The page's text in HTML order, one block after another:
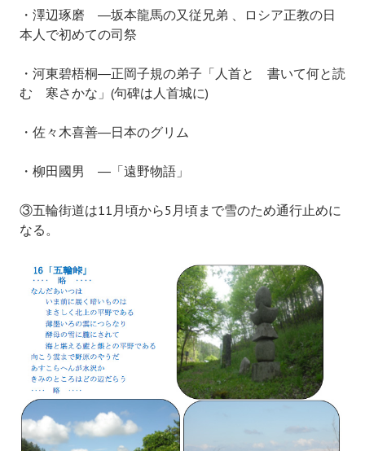
・澤辺琢磨 ―坂本龍馬の又従兄弟 、ロシア正教の日
本人で初めての司祭
・河東碧梧桐―正岡子規の弟子「人首と 書いて何と読
む 寒さかな」(句碑は人首城に)
・佐々木喜善―日本のグリム
・柳田國男 ―「遠野物語」
③五輪街道は11月頃から5月頃まで雪のため通行止めに
なる。